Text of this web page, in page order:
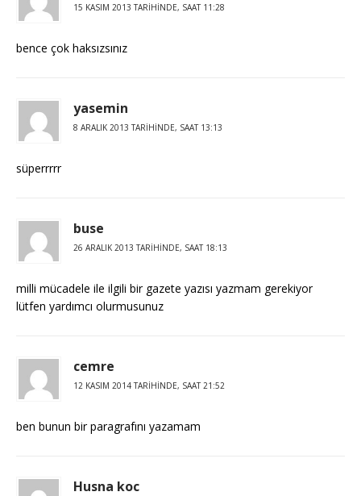
15 KASIM 2013 TARIHINDE, SAAT 11:28
bence çok haksızsınız
yasemin
8 ARALIK 2013 TARIHINDE, SAAT 13:13
süperrrrr
buse
26 ARALIK 2013 TARIHINDE, SAAT 18:13
milli mücadele ile ilgili bir gazete yazısı yazmam gerekiyor
lütfen yardımcı olurmusunuz
cemre
12 KASIM 2014 TARIHINDE, SAAT 21:52
ben bunun bir paragrafını yazamam
Husna koc